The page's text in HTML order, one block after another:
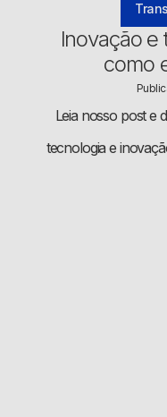
Inovação e
como
Leia nosso post e
tecnologia e